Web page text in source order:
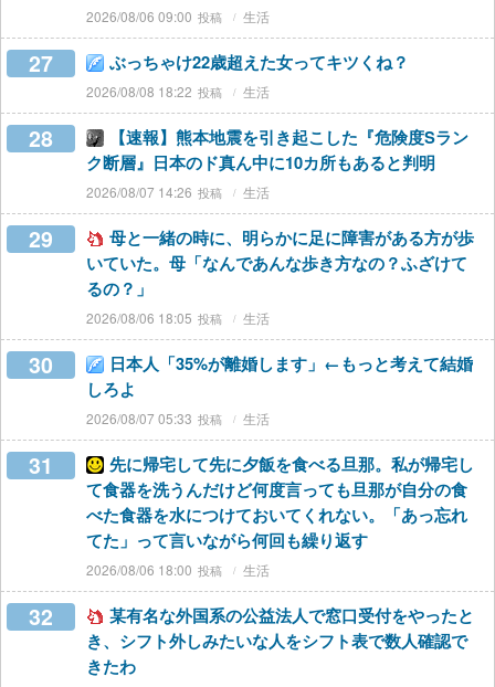
2026/08/06 09:00 生活
27 ぶっちゃけ22歳超えた女ってキツくね？
2026/08/08 18:22 生活
28
【速報】熊本地震を引き起こした『危険度Sラン
ク断層』日本のド真ん中に10カ所もあると判明
2026/08/07 14:26 生活
29
母と一緒の時に、明らかに足に障害がある方が歩
いていた。母「なんであんな歩き方なの？ふざけて
るの？」
2026/08/06 18:05 生活
30
日本人「35%が離婚します」←もっと考えて結婚
しろよ
2026/08/07 05:33 生活
31
先に帰宅して先に夕飯を食べる旦那。私が帰宅し
て食器を洗うんだけど何度言っても旦那が自分の食
べた食器を水につけておいてくれない。「あっ忘れ
てた」って言いながら何回も繰り返す
2026/08/06 18:00 生活
32
某有名な外国系の公益法人で窓口受付をやったと
き、シフト外しみたいな人をシフト表で数人確認で
きたわ